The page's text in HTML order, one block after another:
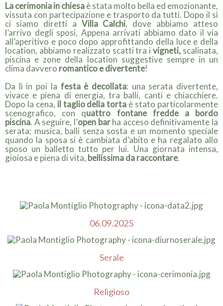
La cerimonia in chiesaè stata molto bella ed emozionante,
vissuta con partecipazione e trasporto da tutti. Dopo il sì
ci siamo diretti a Villa Calchi, dove abbiamo atteso
l’arrivo degli sposi, Appena arrivati abbiamo dato il via
all’aperitivo e poco dopo approfittando della luce e della
location, abbiamo realizzato scatti tra ivigneti, scalinata,
piscina e zone della location suggestive sempre in un
clima davvero romantico e divertente!
Da lì in poi la festa è decollata: una serata divertente,
vivace e piena di energia, tra balli, canti e chiacchiere.
Dopo la cena, il taglio della torta è stato particolarmente
scenografico, con quattro fontane fredde a bordo
piscina. A seguire, l’open barha acceso definitivamente la
serata: musica, balli senza sosta e un momento speciale
quando la sposa si è cambiata d’abito e ha regalato allo
sposo un balletto tutto per lui. Una giornata intensa,
gioiosa e piena di vita, bellissima da raccontare.
06.09.2025
Serale
Religioso